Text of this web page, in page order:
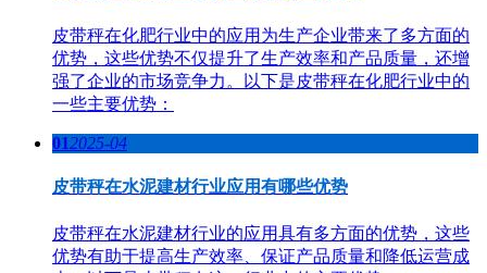
皮带秤在化肥行业中的应用为生产企业带来了多方面的
优势，这些优势不仅提升了生产效率和产品质量，还增
强了企业的市场竞争力。以下是皮带秤在化肥行业中的
一些主要优势：
012025-04
皮带秤在水泥建材行业应用有哪些优势
皮带秤在水泥建材行业的应用具有多方面的优势，这些
优势有助于提高生产效率、保证产品质量和降低运营成